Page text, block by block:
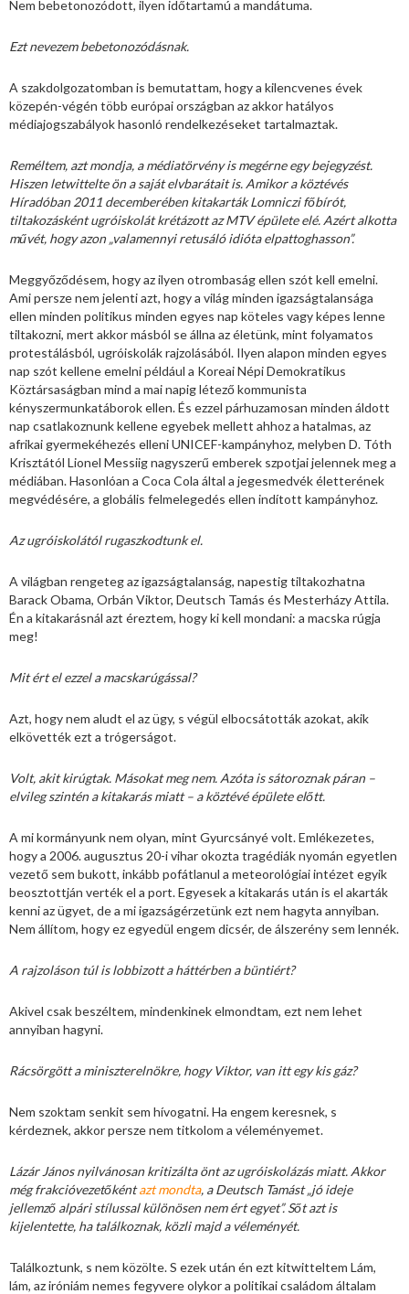
Nem bebetonozódott, ilyen időtartamú a mandátuma.
Ezt nevezem bebetonozódásnak.
A szakdolgozatomban is bemutattam, hogy a kilencvenes évek
közepén-végén több európai országban az akkor hatályos
médiajogszabályok hasonló rendelkezéseket tartalmaztak.
Reméltem, azt mondja, a médiatörvény is megérne egy bejegyzést.
Hiszen letwittelte ön a saját elvbarátait is. Amikor a köztévés
Híradóban 2011 decemberében kitakarták Lomniczi főbírót,
tiltakozásként ugróiskolát krétázott az MTV épülete elé. Azért alkotta
művét, hogy azon „valamennyi retusáló idióta elpattoghasson”.
Meggyőződésem, hogy az ilyen otrombaság ellen szót kell emelni.
Ami persze nem jelenti azt, hogy a világ minden igazságtalansága
ellen minden politikus minden egyes nap köteles vagy képes lenne
tiltakozni, mert akkor másból se állna az életünk, mint folyamatos
protestálásból, ugróiskolák rajzolásából. Ilyen alapon minden egyes
nap szót kellene emelni például a Koreai Népi Demokratikus
Köztársaságban mind a mai napig létező kommunista
kényszermunkatáborok ellen. És ezzel párhuzamosan minden áldott
nap csatlakoznunk kellene egyebek mellett ahhoz a hatalmas, az
afrikai gyermekéhezés elleni UNICEF-kampányhoz, melyben D. Tóth
Krisztától Lionel Messiig nagyszerű emberek szpotjai jelennek meg a
médiában. Hasonlóan a Coca Cola által a jegesmedvék életterének
megvédésére, a globális felmelegedés ellen indított kampányhoz.
Az ugróiskolától rugaszkodtunk el.
A világban rengeteg az igazságtalanság, napestig tiltakozhatna
Barack Obama, Orbán Viktor, Deutsch Tamás és Mesterházy Attila.
Én a kitakarásnál azt éreztem, hogy ki kell mondani: a macska rúgja
meg!
Mit ért el ezzel a macskarúgással?
Azt, hogy nem aludt el az ügy, s végül elbocsátották azokat, akik
elkövették ezt a trógerságot.
Volt, akit kirúgtak. Másokat meg nem. Azóta is sátoroznak páran –
elvileg szintén a kitakarás miatt – a köztévé épülete előtt.
A mi kormányunk nem olyan, mint Gyurcsányé volt. Emlékezetes,
hogy a 2006. augusztus 20-i vihar okozta tragédiák nyomán egyetlen
vezető sem bukott, inkább pofátlanul a meteorológiai intézet egyik
beosztottján verték el a port. Egyesek a kitakarás után is el akarták
kenni az ügyet, de a mi igazságérzetünk ezt nem hagyta annyiban.
Nem állítom, hogy ez egyedül engem dicsér, de álszerény sem lennék.
A rajzoláson túl is lobbizott a háttérben a büntiért?
Akivel csak beszéltem, mindenkinek elmondtam, ezt nem lehet
annyiban hagyni.
Rácsörgött a miniszterelnökre, hogy Viktor, van itt egy kis gáz?
Nem szoktam senkit sem hívogatni. Ha engem keresnek, s
kérdeznek, akkor persze nem titkolom a véleményemet.
Lázár János nyilvánosan kritizálta önt az ugróiskolázás miatt. Akkor
még frakcióvezetőkéntazt mondta, a Deutsch Tamást „jó ideje
jellemző alpári stílussal különösen nem ért egyet”. Sőt azt is
kijelentette, ha találkoznak, közli majd a véleményét.
Találkoztunk, s nem közölte. S ezek után én ezt kitwitteltem Lám,
lám, az iróniám nemes fegyvere olykor a politikai családom általam